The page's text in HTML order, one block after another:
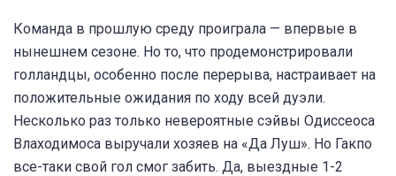
Команда в прошлую среду проиграла — впервые в
нынешнем сезоне. Но то, что продемонстрировали
голландцы, особенно после перерыва, настраивает на
положительные ожидания по ходу всей дуэли.
Несколько раз только невероятные сэйвы Одиссеоса
Влаходимоса выручали хозяев на «Да Луш». Но Гакпо
все-таки свой гол смог забить. Да, выездные 1-2